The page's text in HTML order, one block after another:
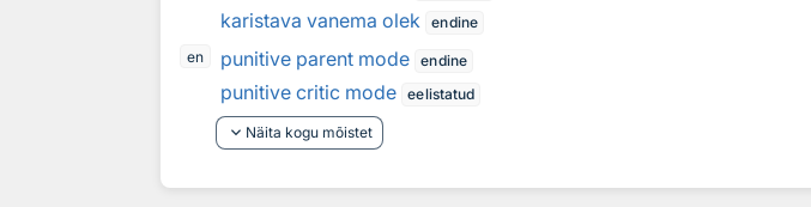
karistava vanema olek
endine
en
punitive parent mode endine
punitive critic mode eelistatud
keyboard_arrow_down Näita kogu mõistet